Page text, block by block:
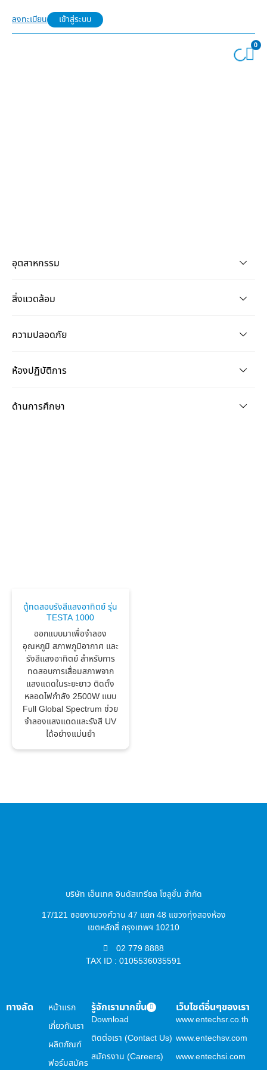
ลงทะเบียน เข้าสู่ระบบ
0
อุตสาหกรรม
สิ่งแวดล้อม
ความปลอดภัย
ห้องปฏิบัติการ
ด้านการศึกษา
ตู้ทดสอบรังสีแสงอาทิตย์ รุ่น
TESTA 1000
ออกแบบมาเพื่อจำลอง
อุณหภูมิ สภาพภูมิอากาศ และ
รังสีแสงอาทิตย์ สำหรับการ
ทดสอบการเสื่อมสภาพจาก
แสงแดดในระยะยาว ติดตั้ง
หลอดไฟกำลัง 2500W แบบ
Full Global Spectrum ช่วย
จำลองแสงแดดและรังสี UV
ได้อย่างแม่นยำ
บริษัท เอ็นเทค อินดัสเทรียล โซลูชั่น จำกัด
17/121 ซอยงามวงศ์วาน 47 แยก 48 แขวงทุ่งสองห้อง
เขตหลักสี่ กรุงเทพฯ 10210
02 779 8888
TAX ID : 0105536035591
ทางลัด
หน้าแรก
เกี่ยวกับเรา
ผลิตภัณฑ์
ฟอร์มสมัคร
รู้จักเรามากขึ้น
Download
ติดต่อเรา (Contact Us)
สมัครงาน (Careers)
เว็บไซต์อื่นๆของเรา
www.entechsr.co.th
www.entechsv.com
www.entechsi.com